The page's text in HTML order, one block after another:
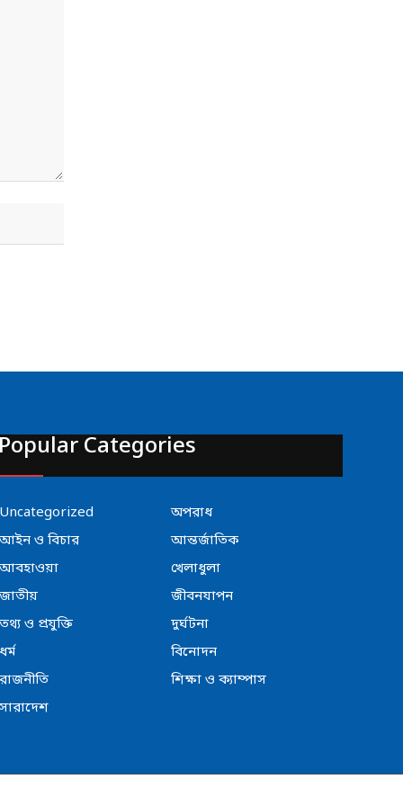
Popular Categories
Uncategorized
অপরাধ
ও বিচার
আন্তর্জাতিক
খেলাধুলা
জাতীয়
জীবনযাপন
তথ্য ও প্রযুক্তি
দুর্ঘটনা
ধর্ম
বিনোদন
রাজনীতি
শিক্ষা ও ক্যাম্পাস
সারাদেশ